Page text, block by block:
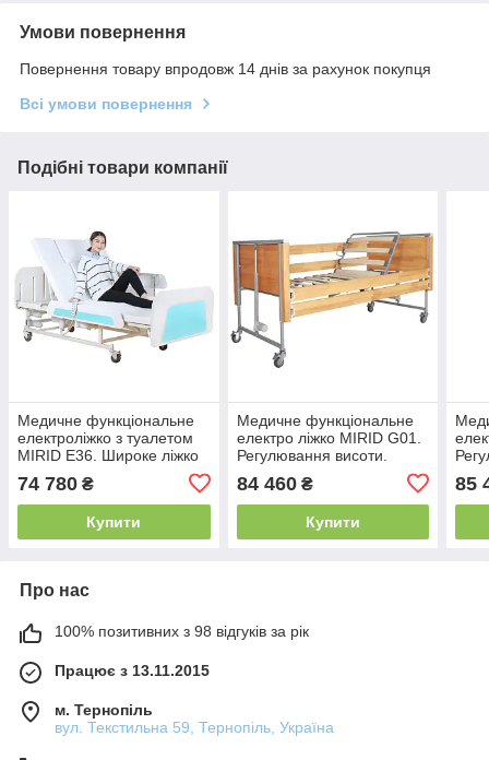
Умови повернення
Повернення товару впродовж 14 днів за рахунок покупця
Всі умови повернення
Подібні товари компанії
Медичне функціональне
електроліжко з туалетом
MIRID E36. Широке ліжко
реабілітації.
74 780 ₴
Купити
Медичне функціональне
електро ліжко MIRID G01.
Регулювання висоти.
Антитренделенбург.
84 460₴
Купити
85
Про нас
100% позитивних з 98 відгуків за рік
Працює з 13.11.2015
м. Тернопіль
вул. Текстильна 59, Тернопіль, Україна